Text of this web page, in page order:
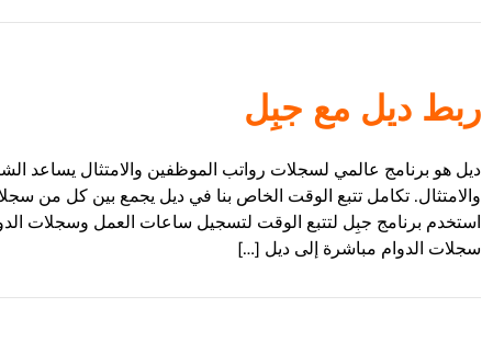
ربط ديل مع جبِل
ديل هو برنامج عالمي لسجلات رواتب الموظفين والامتثال يساعد
والامتثال. تكامل تتبع الوقت الخاص بنا في ديل يجمع بين كل من
استخدم برنامج جبِل لتتبع الوقت لتسجيل ساعات العمل وسجلات
سجلات الدوام مباشرة إلى ديل […]